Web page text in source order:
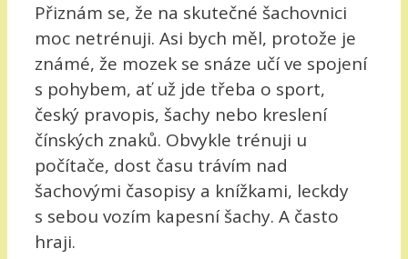
Přiznám se, že na skutečné šachovnici
moc netrénuji. Asi bych měl, protože je
známé, že mozek se snáze učí ve spojení
s pohybem, ať už jde třeba o sport,
český pravopis, šachy nebo kreslení
čínských znaků. Obvykle trénuji u
počítače, dost času trávím nad
šachovými časopisy a knížkami, leckdy
s sebou vozím kapesní šachy. A často
hraji.